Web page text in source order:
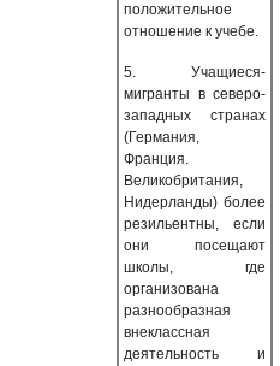
положительное
отношение к учебе.
5.
Учащиеся-
мигранты в северо-
западных странах
(Германия,
Франция.
Великобритания,
Нидерланды) более
резильентны, если
они посещают
школы, где
организована
разнообразная
внеклассная
деятельность и